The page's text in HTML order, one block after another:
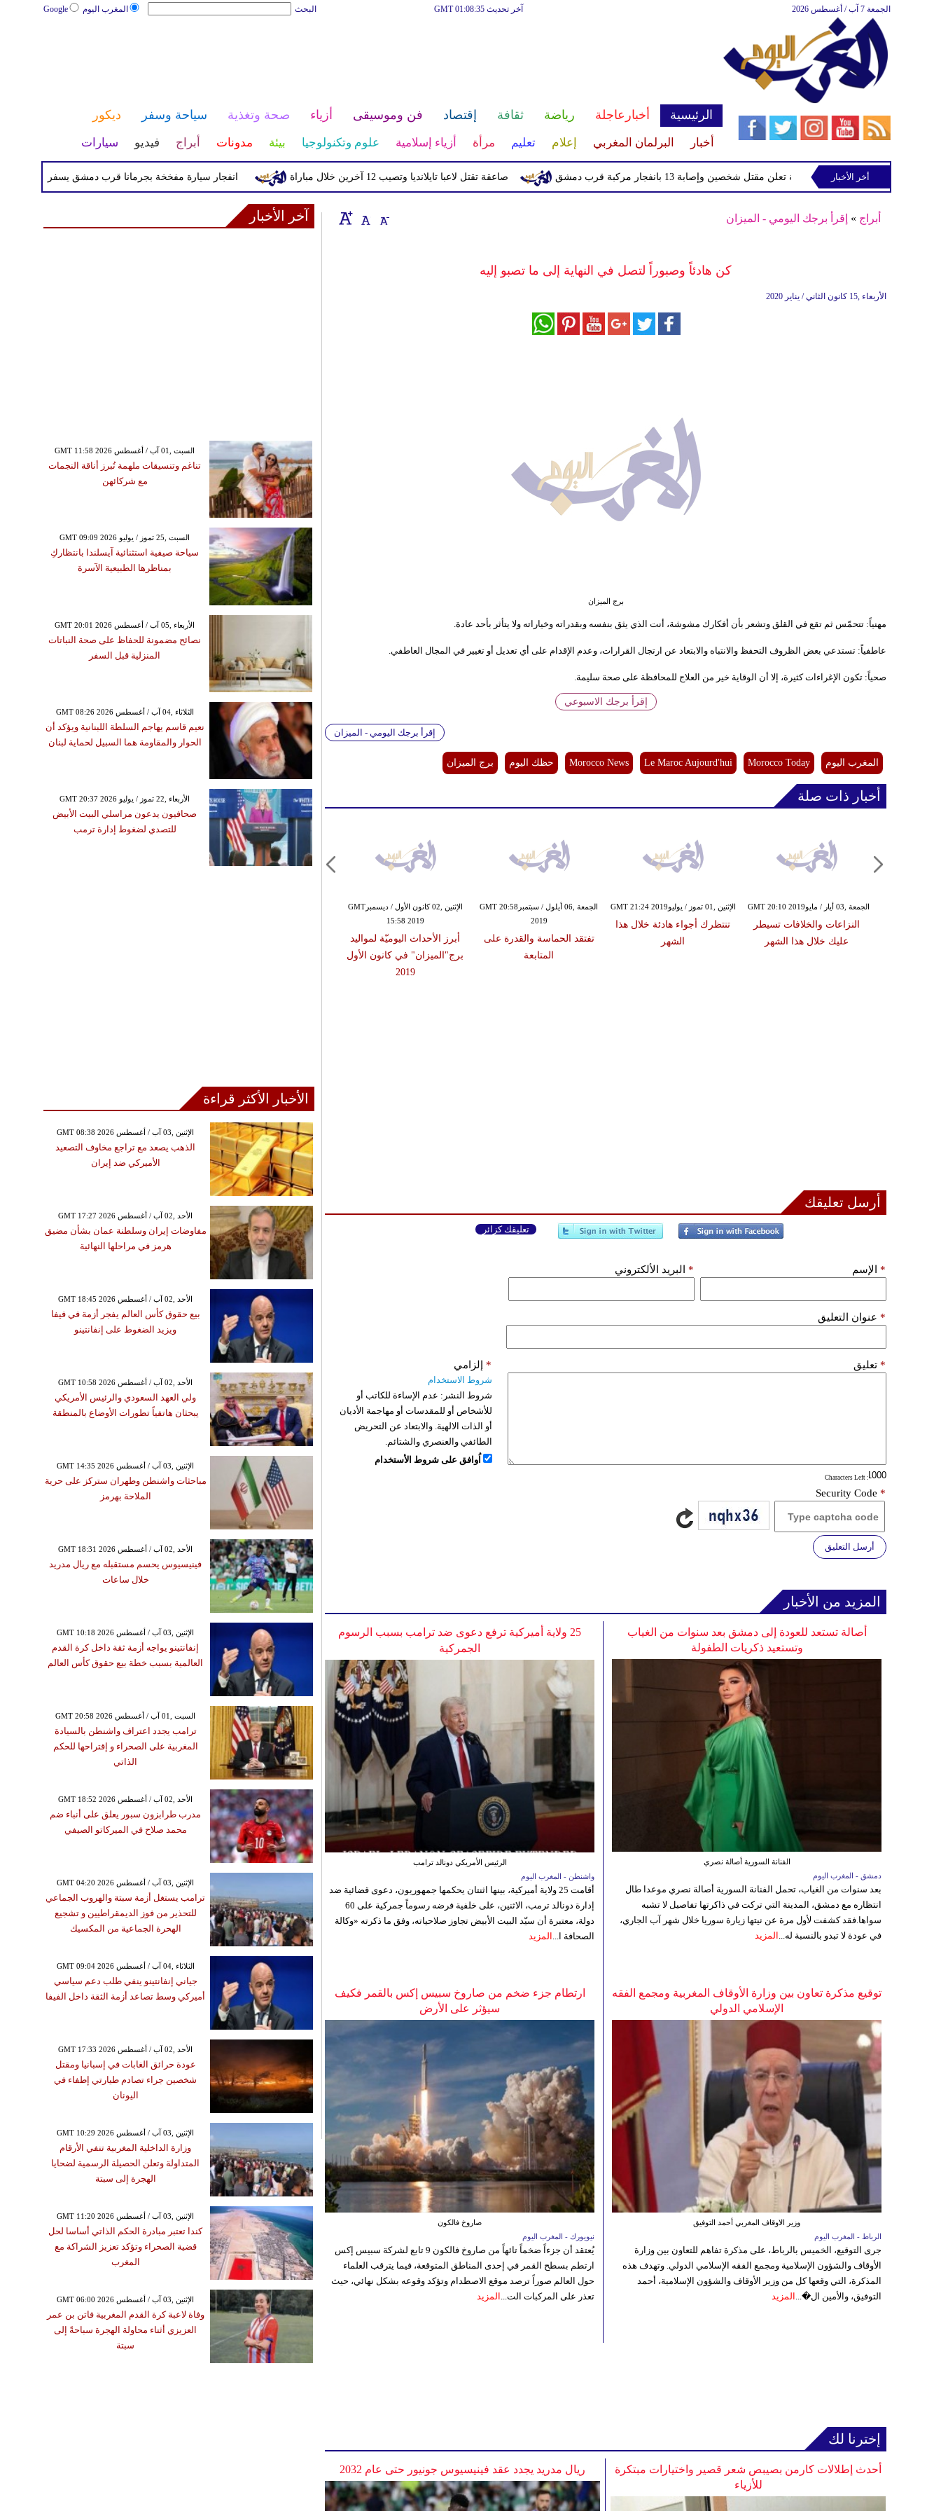
المغرب اليوم Google البحث آخر تحديث GMT 01:08:35 الجمعة 7 آب / أغسطس 2026
الرئيسية أخبارعاجلة رياضة ثقافة إقتصاد فن وموسيقى أزياء صحة وتغذية سياحة وسفر ديكور
أخبار البرلمان المغربي إعلام تعليم مرأة أزياء إسلامية علوم وتكنولوجيا بيئة مدونات أبراج فيديو سيارات
انفجار سيارة مفخخة بجرمانا قرب دمشق يسفر عن قتيلين و13 مصاباً صاعقة تقتل لاعبا تايلانديا وتصيب 12 آخرين خلال مباراة الصحة السورية تعلن مقتل شخصين وإصابة 13 بانفجار مركبة قرب دمشق
أخر الأخبار
أبراج » إقرأ برجك اليومي - الميزان
كن هادئاً وصبوراً لتصل في النهاية إلى ما تصبو إليه
الأربعاء ,15 كانون الثاني / يناير 2020
برج الميزان
مهنياً: تتحمّس ثم تقع في القلق وتشعر بأن أفكارك مشوشة، أنت الذي يثق بنفسه وبقدراته وخياراته ولا يتأثر بأحد عادة.
عاطفياً: تستدعي بعض الظروف التحفظ والانتباه والابتعاد عن ارتجال القرارات، وعدم الإقدام على أي تعديل أو تغيير في المجال العاطفي.
صحياً: تكون الإغراءات كثيرة، إلا أن الوقاية خير من العلاج للمحافظة على صحة سليمة.
إقرأ برجك الاسبوعي
إقرأ برجك اليومي - الميزان
المغرب اليوم Morocco Today
Le Maroc Aujourd'hui
Morocco News حظك اليوم برج الميزان
أخبار ذات صلة
الإثنين ,02 كانون الأول / ديسمبرGMT
15:58 2019
أبرز الأحداث اليوميّة لمواليد
برج"الميزان" في كانون الأول
2019
الجمعة ,06 أيلول / سبتمبرGMT 20:58
2019
تفتقد الحماسة والقدرة على
المتابعة
الإثنين ,01 تموز / يوليوGMT 21:24 2019
تنتظرك أجواء هادئة خلال هذا
الشهر
الجمعة ,03 أيار / مايوGMT 20:10 2019
النزاعات والخلافات تسيطر
عليك خلال هذا الشهر
أرسل تعليقك
تعليقك كزائر
الإسم * البريد الألكتروني *
عنوان التعليق *
تعليق *
: Characters Left
إلزامي *
شروط الاستخدام
شروط النشر: عدم الإساءة للكاتب أو
للأشخاص أو للمقدسات أو مهاجمة الأديان
أو الذات الالهية. والابتعاد عن التحريض
الطائفي والعنصري والشتائم.
اُوافق على شروط الأستخدام
Security Code *
أرسل التعليق
المزيد من الأخبار
25 ولاية أميركية ترفع دعوى ضد ترامب بسبب الرسوم
الجمركية
الرئيس الأمريكي دونالد ترامب
واشنطن - المغرب اليوم
أقامت 25 ولاية أميركية، بينها اثنتان يحكمها جمهوريون، دعوى قضائية ضد
إدارة دونالد ترمب، الاثنين، على خلفية فرضه رسوماً جمركية على 60
دولة، معتبرة أن سيّد البيت الأبيض تجاوز صلاحياته، وفق ما ذكرته «وكالة
الصحافة ا... المزيد
أصالة تستعد للعودة إلى دمشق بعد سنوات من الغياب
وتستعيد ذكريات الطفولة
الفنانة السورية أصالة نصري
دمشق - المغرب اليوم
بعد سنوات من الغياب، تحمل الفنانة السورية أصالة نصري موعدا طال
انتظاره مع دمشق، المدينة التي تركت في ذاكرتها تفاصيل لا تشبه
سواها.فقد كشفت لأول مرة عن نيتها زيارة سوريا خلال شهر آب الجاري،
في عودة لا تبدو بالنسبة له... المزيد
ارتطام جزء ضخم من صاروخ سبيس إكس بالقمر فكيف
سيؤثر على الأرض
صاروخ فالكون
نيويورك - المغرب اليوم
يُعتقد أن جزءاً ضخماً تائهاً من صاروخ فالكون 9 تابع لشركة سبيس إكس
ارتطم بسطح القمر في إحدى المناطق المتوقعة، فيما يترقب العلماء
حول العالم صوراً ترصد موقع الاصطدام وتؤكد وقوعه بشكل نهائي، حيث
تعذر على المركبات الت... المزيد
توقيع مذكرة تعاون بين وزارة الأوقاف المغربية ومجمع الفقه
الإسلامي الدولي
وزير الاوقاف المغربي أحمد التوفيق
الرباط - المغرب اليوم
جرى التوقيع، الخميس بالرباط، على مذكرة تفاهم للتعاون بين وزارة
الأوقاف والشؤون الإسلامية ومجمع الفقه الإسلامي الدولي. وتهدف هذه
المذكرة، التي وقعها كل من وزير الأوقاف والشؤون الإسلامية، أحمد
التوفيق، والأمين ال�... المزيد
إخترنا لك
ريال مدريد يجدد عقد فينيسيوس جونيور حتى عام 2032
أحدث إطلالات كارمن بصيبص شعر قصير واختيارات مبتكرة
للأزياء
آخر الأخبار
GMT 11:58 2026 السبت ,01 آب / أغسطس
تناغم وتنسيقات ملهمة تُبرز أناقة النجمات
مع شركائهن
GMT 09:09 2026 السبت ,25 تموز / يوليو
سياحة صيفية استثنائية آيسلندا بانتظاركِ
بمناظرها الطبيعية الآسرة
GMT 20:01 2026 الأربعاء ,05 آب / أغسطس
نصائح مضمونة للحفاظ على صحة النباتات
المنزلية قبل السفر
GMT 08:26 2026 الثلاثاء ,04 آب / أغسطس
نعيم قاسم يهاجم السلطة اللبنانية ويؤكد أن
الحوار والمقاومة هما السبيل لحماية لبنان
GMT 20:37 2026 الأربعاء ,22 تموز / يوليو
صحافيون يدعون مراسلي البيت الأبيض
للتصدي لضغوط إدارة ترمب
الأخبار الأكثر قراءة
GMT 08:38 2026 الإثنين ,03 آب / أغسطس
الذهب يصعد مع تراجع مخاوف التصعيد
الأميركي ضد إيران
GMT 17:27 2026 الأحد ,02 آب / أغسطس
مفاوضات إيران وسلطنة عمان بشأن مضيق
هرمز في مراحلها النهائية
GMT 18:45 2026 الأحد ,02 آب / أغسطس
بيع حقوق كأس العالم يفجر أزمة في فيفا
ويزيد الضغوط على إنفانتينو
GMT 10:58 2026 الأحد ,02 آب / أغسطس
ولي العهد السعودي والرئيس الأمريكي
يبحثان هاتفياً تطورات الأوضاع بالمنطقة
GMT 14:35 2026 الإثنين ,03 آب / أغسطس
مباحثات واشنطن وطهران ستركز على حرية
الملاحة بهرمز
GMT 18:31 2026 الأحد ,02 آب / أغسطس
فينيسيوس يحسم مستقبله مع ريال مدريد
خلال ساعات
GMT 10:18 2026 الإثنين ,03 آب / أغسطس
إنفانتينو يواجه أزمة ثقة داخل كرة القدم
العالمية بسبب خطة بيع حقوق كأس العالم
GMT 20:58 2026 السبت ,01 آب / أغسطس
ترامب يجدد اعتراف واشنطن بالسيادة
المغربية على الصحراء و إقتراحها للحكم
الذاتي
GMT 18:52 2026 الأحد ,02 آب / أغسطس
مدرب طرابزون سبور يعلق على أنباء ضم
محمد صلاح في الميركاتو الصيفي
GMT 04:20 2026 الإثنين ,03 آب / أغسطس
ترامب يستغل أزمة سبتة والهروب الجماعي
للتحذير من فوز الديمقراطيين و تشجيع
الهحرة الجماعية من المكسيك
GMT 09:04 2026 الثلاثاء ,04 آب / أغسطس
جياني إنفانتينو ينفي طلب دعم سياسي
أميركي وسط تصاعد أزمة الثقة داخل الفيفا
GMT 17:33 2026 الأحد ,02 آب / أغسطس
عودة حرائق الغابات في إسبانيا ومقتل
شخصين جراء تصادم طيارتي إطفاء في
اليونان
GMT 10:29 2026 الإثنين ,03 آب / أغسطس
وزارة الداخلية المغربية تنفي الأرقام
المتداولة وتعلن الحصيلة الرسمية لضحايا
الهجرة إلى سبتة
GMT 11:20 2026 الإثنين ,03 آب / أغسطس
كندا تعتبر مبادرة الحكم الذاتي أساسا لحل
قضية الصحراء وتؤكد تعزيز الشراكة مع
المغرب
GMT 06:00 2026 الإثنين ,03 آب / أغسطس
وفاة لاعبة كرة القدم المغربية فاتن بن عمر
العزيزي أثناء محاولة الهجرة سباحةً إلى
سبتة